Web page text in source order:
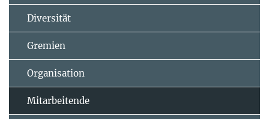
Diversität
Gremien
Organisation
Mitarbeitende